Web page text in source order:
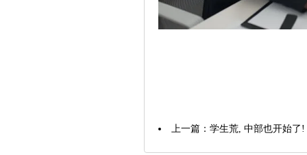
上一篇： 学生荒, 中部也开始了!